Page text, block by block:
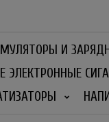
И
ЭЛЕКТРОННЫЕ